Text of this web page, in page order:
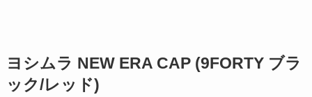
ヨシムラ NEW ERA CAP (9FORTY ブラ
ック/レッド)